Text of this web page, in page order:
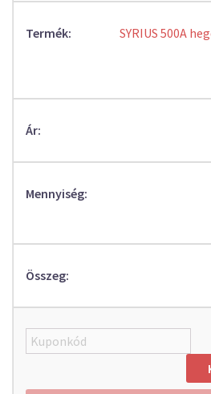
SYRIUS 500A